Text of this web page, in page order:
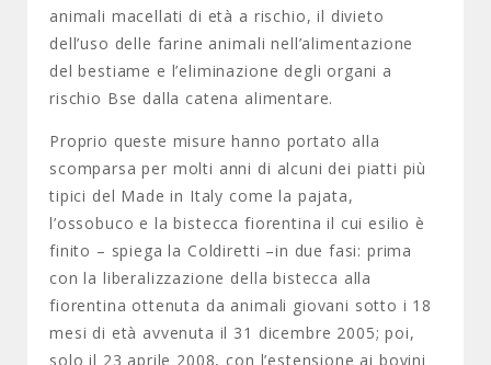
animali macellati di età a rischio, il divieto
dell’uso delle farine animali nell’alimentazione
del bestiame e l’eliminazione degli organi a
rischio Bse dalla catena alimentare.
Proprio queste misure hanno portato alla
scomparsa per molti anni di alcuni dei piatti più
tipici del Made in Italy come la pajata,
l’ossobuco e la bistecca fiorentina il cui esilio è
finito – spiega la Coldiretti –in due fasi: prima
con la liberalizzazione della bistecca alla
fiorentina ottenuta da animali giovani sotto i 18
mesi di età avvenuta il 31 dicembre 2005; poi,
solo il 23 aprile 2008, con l’estensione ai bovini